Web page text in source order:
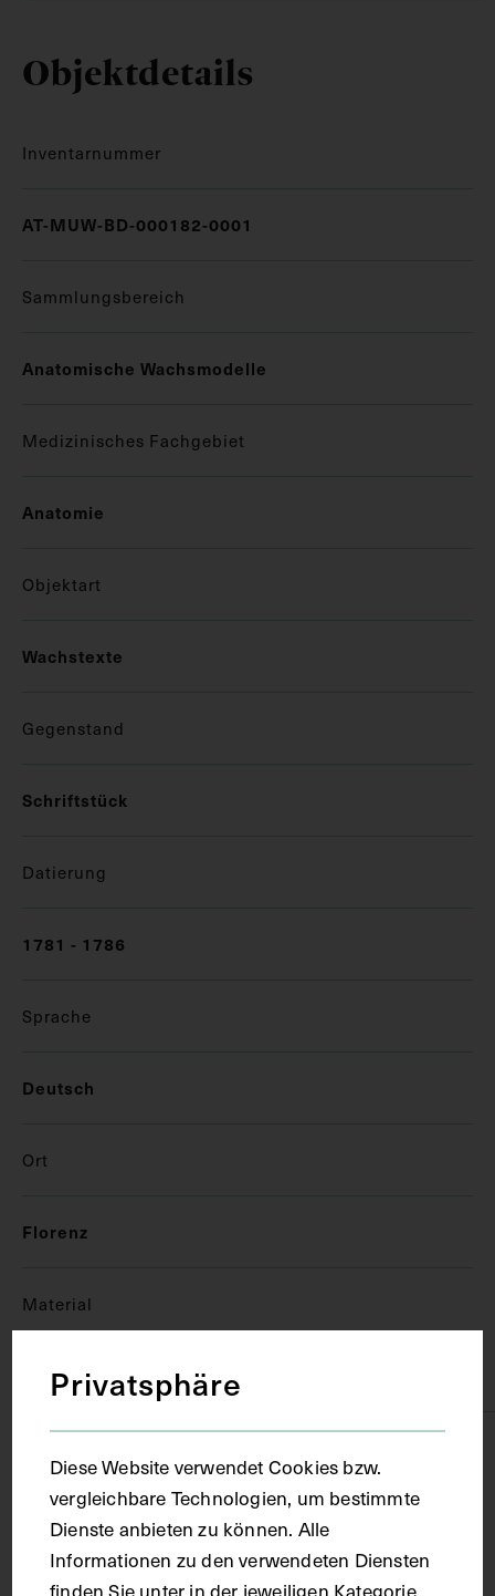
Objektdetails
Inventarnummer
AT-MUW-BD-000182-0001
Sammlungsbereich
Anatomische Wachsmodelle
Medizinisches Fachgebiet
Anatomie
Objektart
Wachstexte
Gegenstand
Schriftstück
Datierung
1781 - 1786
Sprache
Deutsch
Ort
Florenz
Material
Papier
Handschrift
Maße
Privatsphäre
Diese Website verwendet Cookies bzw.
vergleichbare Technologien, um bestimmte
Dienste anbieten zu können. Alle
Informationen zu den verwendeten Diensten